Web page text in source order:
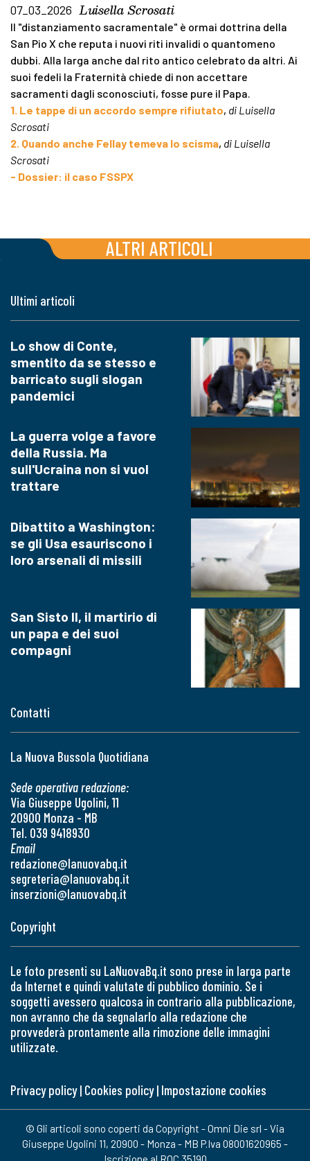
07_03_2026 Luisella Scrosati
Il "distanziamento sacramentale" è ormai dottrina della
San Pio X che reputa i nuovi riti invalidi o quantomeno
dubbi. Alla larga anche dal rito antico celebrato da altri. Ai
suoi fedeli la Fraternità chiede di non accettare
sacramenti dagli sconosciuti, fosse pure il Papa.
1. Le tappe di un accordo sempre rifiutato, di Luisella
Scrosati
2. Quando anche Fellay temeva lo scisma, di Luisella
Scrosati
- Dossier: il caso FSSPX
ALTRI ARTICOLI
Contatti
La Nuova Bussola Quotidiana
Sede operativa redazione:
Via Giuseppe Ugolini, 11
20900 Monza - MB
Tel. 039 9418930
Email
redazione@lanuovabq.it
segreteria@lanuovabq.it
inserzioni@lanuovabq.it
Ultimi articoli
Lo show di Conte,
smentito da se stesso e
barricato sugli slogan
pandemici
La guerra volge a favore
della Russia. Ma
sull'Ucraina non si vuol
trattare
Dibattito a Washington:
se gli Usa esauriscono i
loro arsenali di missili
San Sisto II, il martirio di
un papa e dei suoi
compagni
Copyright
Le foto presenti su LaNuovaBq.it sono prese in larga parte
da Internet e quindi valutate di pubblico dominio. Se i
soggetti avessero qualcosa in contrario alla pubblicazione,
non avranno che da segnalarlo alla redazione che
provvederà prontamente alla rimozione delle immagini
utilizzate.
Privacy policy| Cookies policy| Impostazione cookies
© Gli articoli sono coperti da Copyright - Omni Die srl - Via
Giuseppe Ugolini 11, 20900 - Monza - MB P.Iva 08001620965 -